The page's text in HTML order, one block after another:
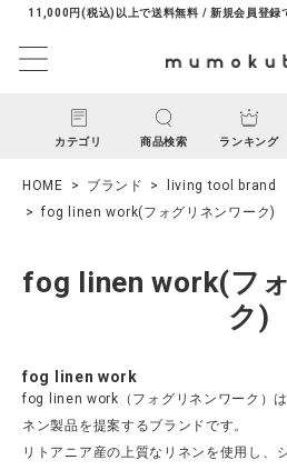
11,000円(税込)以上で送料無料 / 新規会員登録
カテゴリ 商品検索 ランキング
ようこそ ゲスト 様
ログイン 新規会員
HOME ブランド
living tool brand
fog linen work(フォグリネンワーク)
fog linen work(フ
ク)
fog linen work
fog linen work（フォグリネンワーク）
ネン製品を提案するブランドです。
リトアニア産の上質なリネンを使用し、